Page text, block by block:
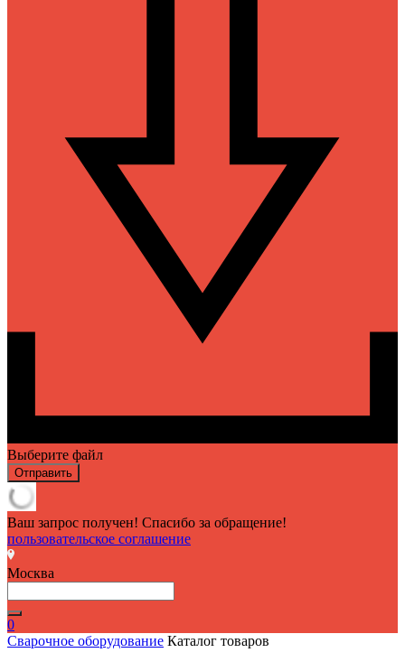
Выберите файл
Отправить
Ваш запрос получен! Спасибо за обращение!
пользовательское соглашение
Москва
0
Сварочное оборудование Каталог товаров